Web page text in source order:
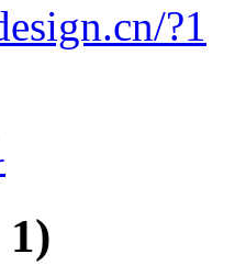
?1